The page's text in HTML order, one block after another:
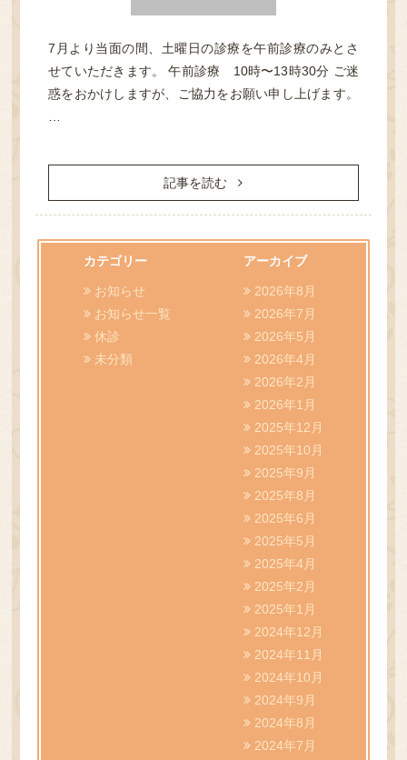
7月より当面の間、土曜日の診療を午前診療のみとさ
せていただきます。 午前診療 10時〜13時30分 ご迷
惑をおかけしますが、ご協力をお願い申し上げます。
…
記事を読む
カテゴリー
お知らせ
お知らせ一覧
休診
未分類
アーカイブ
2026年8月
2026年7月
2026年5月
2026年4月
2026年2月
2026年1月
2025年12月
2025年10月
2025年9月
2025年8月
2025年6月
2025年5月
2025年4月
2025年2月
2025年1月
2024年12月
2024年11月
2024年10月
2024年9月
2024年8月
2024年7月